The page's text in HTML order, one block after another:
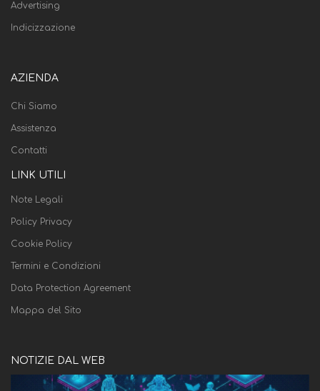
Advertising
Indicizzazione
AZIENDA
Chi Siamo
Assistenza
Contatti
LINK UTILI
Note Legali
Policy Privacy
Cookie Policy
Termini e Condizioni
Data Protection Agreement
Mappa del Sito
NOTIZIE DAL WEB